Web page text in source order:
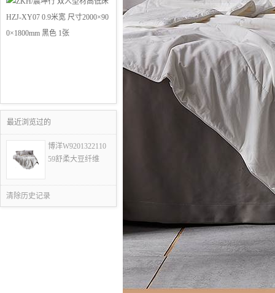
最近浏览过的
博洋W9201322110
59舒柔大豆纤维
清除历史记录